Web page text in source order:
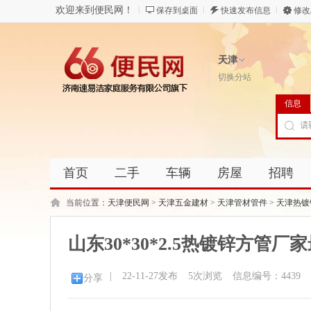
欢迎来到便民网！ 保存到桌面 快速发布信息 修
天津
切换分站
信息
首页 二手 车辆 房屋 招聘
当前位置： 天津便民网 > 天津五金建材 > 天津管材管件 > 天津热
山东30*30*2.5热镀锌方管厂
分享 22-11-27发布 5次浏览 信息编号：4439